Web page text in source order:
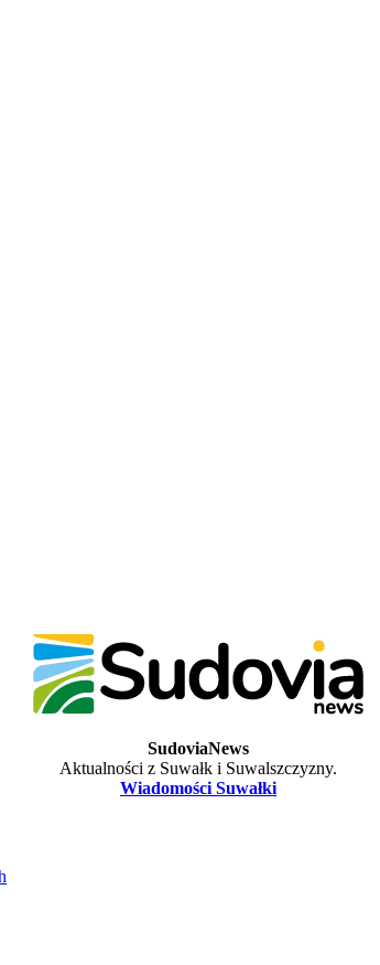
SudoviaNews
Aktualności z Suwałk i Suwalszczyzny.
Wiadomości Suwałki